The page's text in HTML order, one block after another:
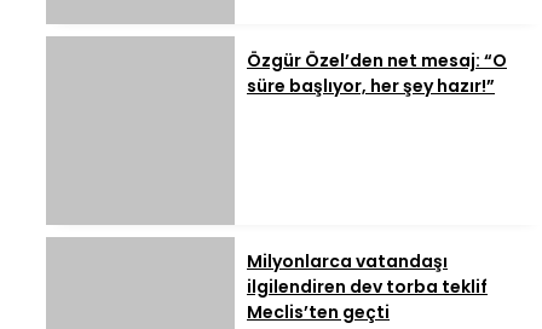
Özgür Özel’den net mesaj: “O
süre başlıyor, her şey hazır!”
Milyonlarca vatandaşı
ilgilendiren dev torba teklif
Meclis’ten geçti